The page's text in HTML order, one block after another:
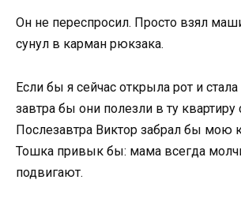
Он не переспросил. Просто взял
сунул в карман рюкзака.
Если бы я сейчас открыла рот и
завтра бы они полезли в ту квартиру
Послезавтра Виктор забрал бы мою
Тошка привык бы: мама всегда
подвигают.